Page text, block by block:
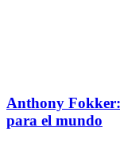
Anthony Fokker:
para el mundo